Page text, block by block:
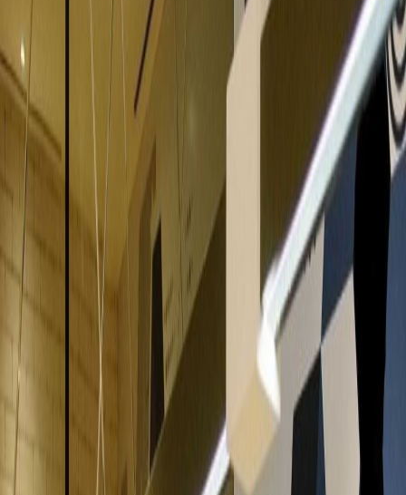
over the world to work closer to where they
need to be. We will bring you specific details
about this location soon, but all our
workspaces are designed with professionalism
and your productivity in mind. From our
ergonomic furniture to ambient lighting and
all the facilities you are going to need on site
including shared amenities like kitchens and
break-out space. Our workspaces cater for a
range of workstyles whether you just want to
drop into our business lounge, coworking
space or need an office for the day or
meeting room for the hour. We also have long
term solutions such as offices which come
ready to go or you can fully customize them,
or a dedicated coworking desk. Everyone of
our locations can also be used as a postal
address for your business by setting up a
Virtual Office. The community team look
forward to welcoming you very soon, if you are
interested in this location, please don’t